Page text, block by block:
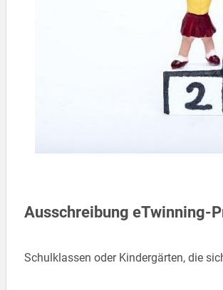
Ausschreibung eTwinning-
Schulklassen oder Kindergärten, die